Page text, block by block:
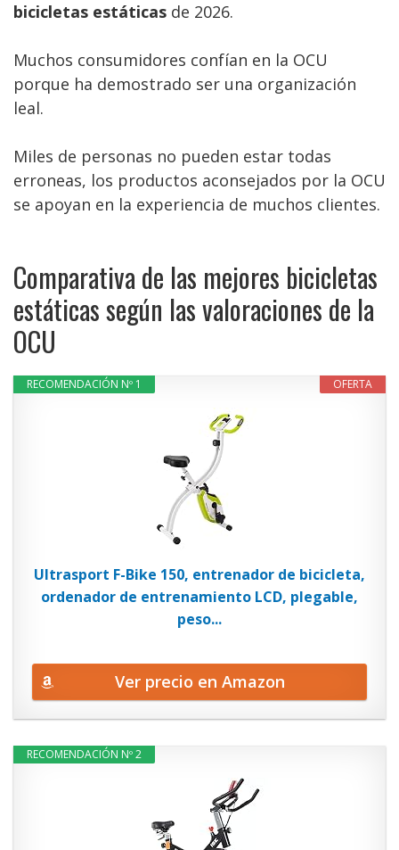
bicicletas estáticas de 2026.
Muchos consumidores confían en la OCU
porque ha demostrado ser una organización
leal.
Miles de personas no pueden estar todas
erroneas, los productos aconsejados por la OCU
se apoyan en la experiencia de muchos clientes.
Comparativa de las mejores bicicletas
estáticas según las valoraciones de la
OCU
OFERTA
RECOMENDACIÓN Nº 1
Ultrasport F-Bike 150, entrenador de bicicleta,
ordenador de entrenamiento LCD, plegable,
peso...
Ver precio en Amazon
RECOMENDACIÓN Nº 2